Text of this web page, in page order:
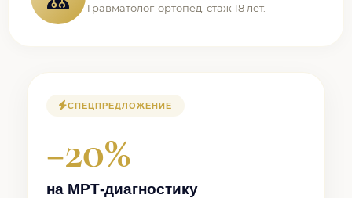
Травматолог-ортопед, стаж 18 лет.
СПЕЦПРЕДЛОЖЕНИЕ
−20%
на МРТ-диагностику